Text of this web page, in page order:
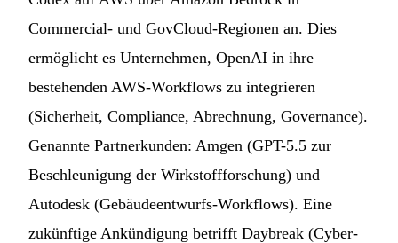
Commercial- und GovCloud-Regionen an. Dies
ermöglicht es Unternehmen, OpenAI in ihre
bestehenden AWS-Workflows zu integrieren
(Sicherheit, Compliance, Abrechnung, Governance).
Genannte Partnerkunden: Amgen (GPT-5.5 zur
Beschleunigung der Wirkstoffforschung) und
Autodesk (Gebäudeentwurfs-Workflows). Eine
zukünftige Ankündigung betrifft Daybreak (Cyber-